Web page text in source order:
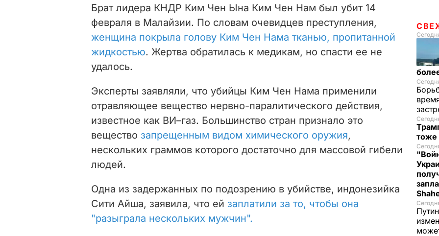
Брат лидера КНДР Ким Чен Ына Ким Чен Нам был убит 14
февраля в Малайзии. По словам очевидцев преступления,
женщина покрыла голову Ким Чен Нама тканью, пропитанной
жидкостью. Жертва обратилась к медикам, но спасти ее не
удалось.
Эксперты заявляли, что убийцы Ким Чен Нама применили
отравляющее вещество нервно-паралитического действия,
известное как ВИ–газ. Большинство стран признало это
вещество запрещенным видом химического оружия,
нескольких граммов которого достаточно для массовой гибели
людей.
Одна из задержанных по подозрению в убийстве, индонезийка
Сити Айша, заявила, что ей заплатили за то, чтобы она
"разыграла нескольких мужчин".
тоже